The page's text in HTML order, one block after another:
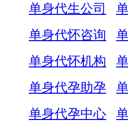
单身代生公司
单身代怀咨询
单身代怀机构
单身代孕助孕
单身代孕中心